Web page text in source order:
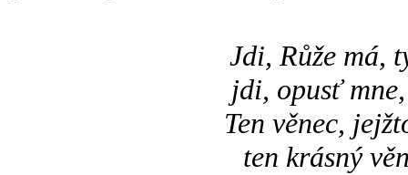
Jdi, Růže má,
jdi, opusť
Ten věnec,
ten krásný